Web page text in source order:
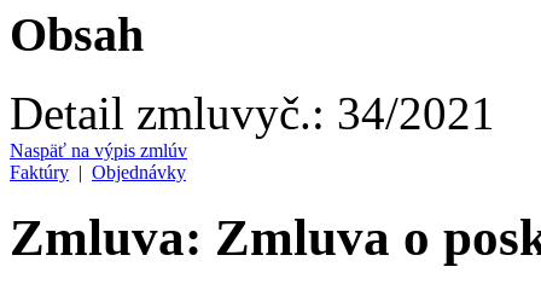
Obsah
Detail zmluvyč.: 34/2021
Naspäť na výpis zmlúv
Faktúry | Objednávky
Zmluva: Zmluva o